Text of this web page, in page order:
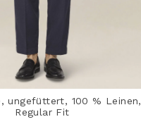
ungefüttert, 100 % Leinen,
Regular Fit